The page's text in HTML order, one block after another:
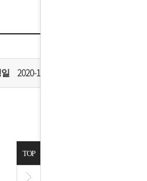
2020-10-11
TOP